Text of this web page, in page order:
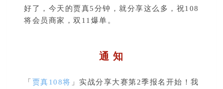
好了，今天的贾真5分钟，就分享这么多，祝108
将会员商家，双11爆单。
通 知
「 贾真108将 」 实战分享大赛第2季报名开始！我